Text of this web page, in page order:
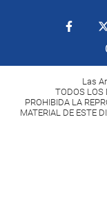
Las
TODOS LOS
PROHIBIDA LA
MATERIAL DE ESTE